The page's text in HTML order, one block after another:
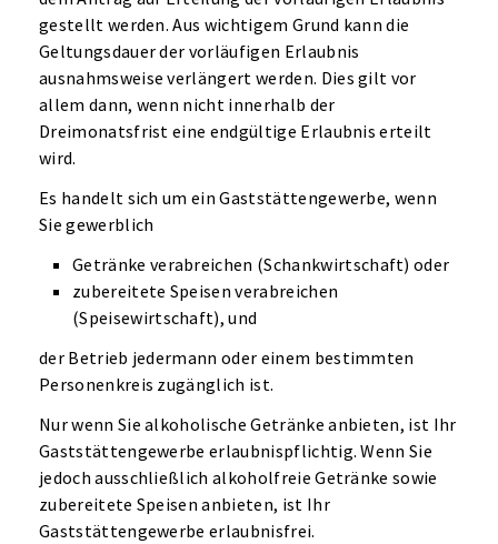
gestellt werden. Aus wichtigem Grund kann die
Geltungsdauer der vorläufigen Erlaubnis
ausnahmsweise verlängert werden. Dies gilt vor
allem dann, wenn nicht innerhalb der
Dreimonatsfrist eine endgültige Erlaubnis erteilt
wird.
Es handelt sich um ein Gaststättengewerbe, wenn
Sie gewerblich
Getränke verabreichen (Schankwirtschaft) oder
zubereitete Speisen verabreichen
(Speisewirtschaft), und
der Betrieb jedermann oder einem bestimmten
Personenkreis zugänglich ist.
Nur wenn Sie alkoholische Getränke anbieten, ist Ihr
Gaststättengewerbe erlaubnispflichtig. Wenn Sie
jedoch ausschließlich alkoholfreie Getränke sowie
zubereitete Speisen anbieten, ist Ihr
Gaststättengewerbe erlaubnisfrei.